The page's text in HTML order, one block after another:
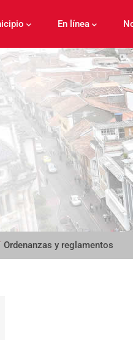
En línea
Ordenanzas y reglamentos